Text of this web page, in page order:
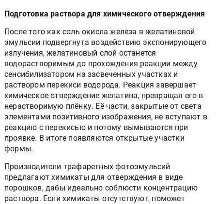
Подготовка раствора для химического отверждения
После того как соль окисла железа в желатиновой
эмульсии подвергнута воздействию экспонирующего
излучения, желатиновый слой останется
водорастворимым до прохождения реакции между
сенсибилизатором на засвеченных участках и
раствором перекиси водорода. Реакция завершает
химическое отверждение желатина, превращая его в
нерастворимую плёнку. Её части, закрытые от света
элементами позитивного изображения, не вступают в
реакцию с перекисью и потому вымываются при
проявке. В итоге появляются открытые участки
формы.
Производители трафаретных фотоэмульсий
предлагают химикаты для отверждения в виде
порошков, дабы идеально соблюсти концентрацию
раствора. Если химикаты отсутствуют, поможет